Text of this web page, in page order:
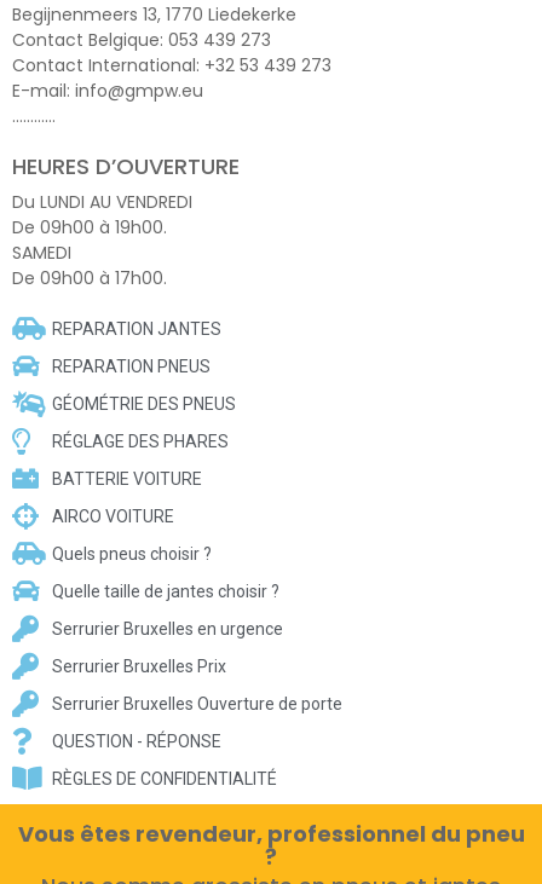
Begijnenmeers 13, 1770 Liedekerke
Contact Belgique: 053 439 273
Contact International: +32 53 439 273
E-mail: info@gmpw.eu
…………
HEURES D’OUVERTURE
Du LUNDI AU VENDREDI
De 09h00 à 19h00.
SAMEDI
De 09h00 à 17h00.
REPARATION JANTES
REPARATION PNEUS
GÉOMÉTRIE DES PNEUS
RÉGLAGE DES PHARES
BATTERIE VOITURE
AIRCO VOITURE
Quels pneus choisir ?
Quelle taille de jantes choisir ?
Serrurier Bruxelles en urgence
Serrurier Bruxelles Prix
Serrurier Bruxelles Ouverture de porte
QUESTION - RÉPONSE
RÈGLES DE CONFIDENTIALITÉ
Vous êtes revendeur, professionnel du pneu
?